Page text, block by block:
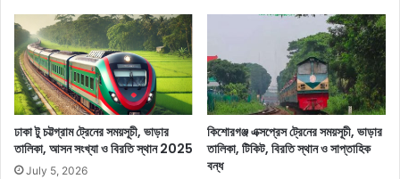
ঢাকা টু চট্টগ্রাম ট্রেনের সময়সূচী, ভাড়ার
তালিকা, আসন সংখ্যা ও বিরতি স্থান 2025
July 5, 2026
কিশোরগঞ্জ এক্সপ্রেস ট্রেনের সময়সূচী, ভাড়ার
তালিকা, টিকিট, বিরতি স্থান ও সাপ্তাহিক
বন্ধ